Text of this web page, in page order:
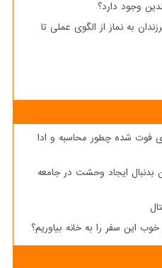
وجود دارد؟
به نماز از الگوی عملی تا
فوت شده چطور محاسبه و ادا
بدنبال ایجاد وحشت در جامعه
این سفر را به خانه بیاوریم؟